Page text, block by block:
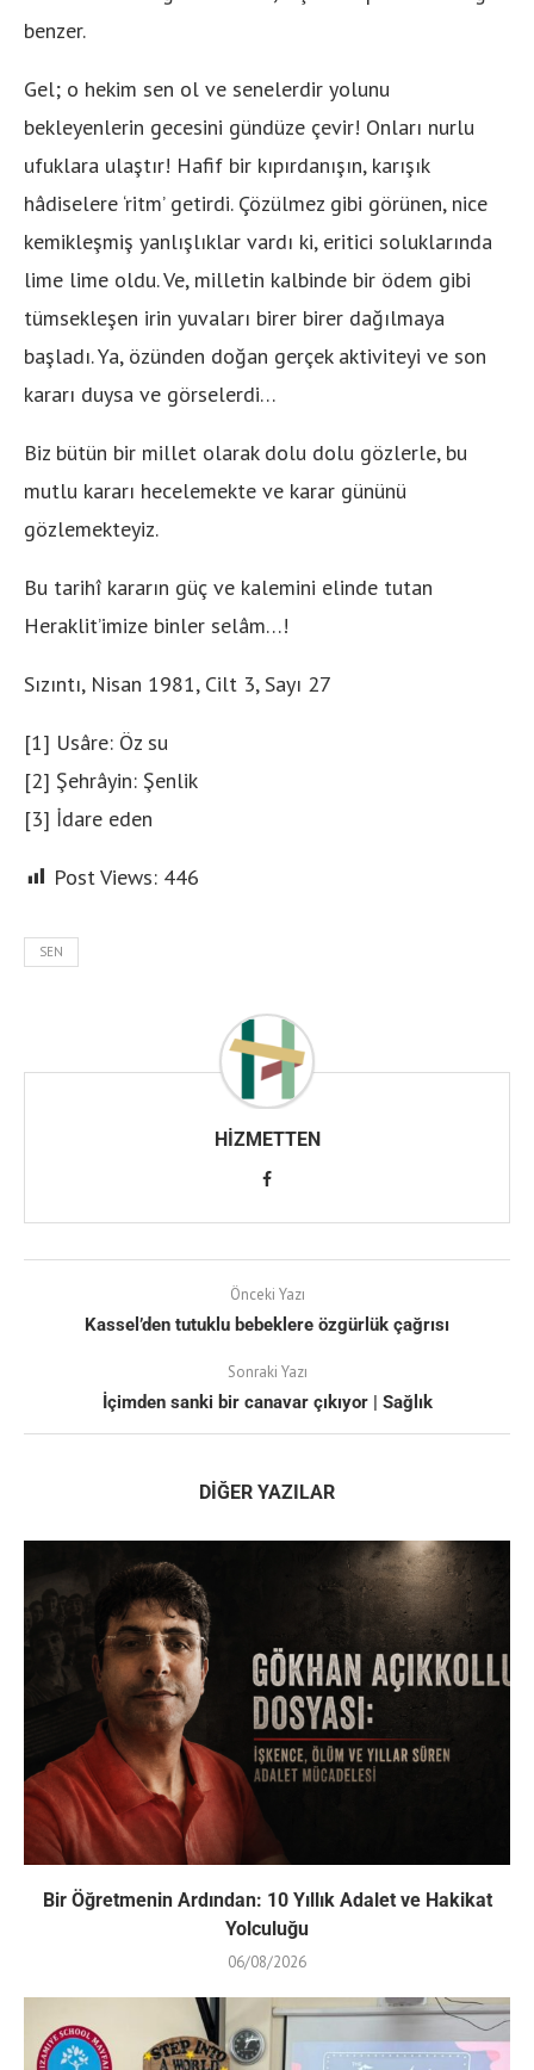
benzer.
Gel; o hekim sen ol ve senelerdir yolunu
bekleyenlerin gecesini gündüze çevir! Onları nurlu
ufuklara ulaştır! Hafif bir kıpırdanışın, karışık
hâdiselere ‘ritm’ getirdi. Çözülmez gibi görünen, nice
kemikleşmiş yanlışlıklar vardı ki, eritici soluklarında
lime lime oldu. Ve, milletin kalbinde bir ödem gibi
tümsekleşen irin yuvaları birer birer dağılmaya
başladı. Ya, özünden doğan gerçek aktiviteyi ve son
kararı duysa ve görselerdi…
Biz bütün bir millet olarak dolu dolu gözlerle, bu
mutlu kararı hecelemekte ve karar gününü
gözlemekteyiz.
Bu tarihî kararın güç ve kalemini elinde tutan
Heraklit’imize binler selâm…!
Sızıntı, Nisan 1981, Cilt 3, Sayı 27
[1] Usâre: Öz su
[2] Şehrâyin: Şenlik
[3] İdare eden
Post Views: 446
SEN
HIZMETTEN
Önceki Yazı
Kassel’den tutuklu bebeklere özgürlük çağrısı
Sonraki Yazı
İçimden sanki bir canavar çıkıyor | Sağlık
DIĞER YAZILAR
Bir Öğretmenin Ardından: 10 Yıllık Adalet ve Hakikat
Yolculuğu
06/08/2026